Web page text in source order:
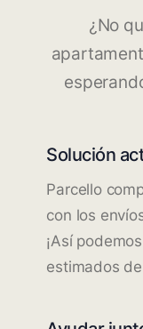
¿No
Solución
Parcello
con los
¡Así
estimados